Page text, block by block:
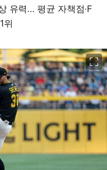
유력... 평균 자책점·F
위